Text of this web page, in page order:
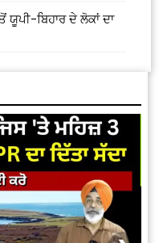
ਯੂਪੀ-ਬਿਹਾਰ ਦੇ ਲੋਕਾਂ ਦਾ